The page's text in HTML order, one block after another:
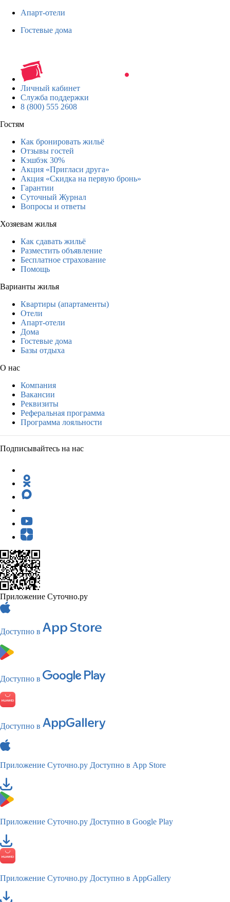
Апарт-отели
Гостевые дома
Личный кабинет
Служба поддержки
8 (800) 555 2608
Гостям
Как бронировать жильё
Отзывы гостей
Кэшбэк 30%
Акция «Пригласи друга»
Акция «Скидка на первую бронь»
Гарантии
Суточный Журнал
Вопросы и ответы
Хозяевам жилья
Как сдавать жильё
Разместить объявление
Бесплатное страхование
Помощь
Варианты жилья
Квартиры (апартаменты)
Отели
Апарт-отели
Дома
Гостевые дома
Базы отдыха
О нас
Компания
Вакансии
Реквизиты
Реферальная программа
Программа лояльности
Подписывайтесь на нас
Приложение Суточно.ру
Доступно в
Доступно в
Доступно в
Приложение Суточно.ру Доступно в App Store
Приложение Суточно.ру Доступно в Google Play
Приложение Суточно.ру Доступно в AppGallery